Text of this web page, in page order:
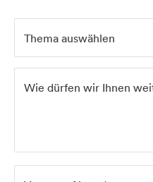
Thema auswählen
Wie dürfen wir Ihnen